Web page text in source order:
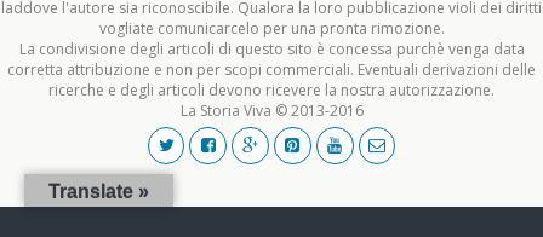
laddove l'autore sia riconoscibile. Qualora la loro pubblicazione violi dei diritti
vogliate comunicarcelo per una pronta rimozione.
La condivisione degli articoli di questo sito è concessa purchè venga data
corretta attribuzione e non per scopi commerciali. Eventuali derivazioni delle
ricerche e degli articoli devono ricevere la nostra autorizzazione.
La Storia Viva © 2013-2016
Translate »